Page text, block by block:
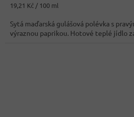
4,7
z
hvězdiček.
Měrná
19,21 Kč / 100 ml
Sytá maďarská gulášová polévka s
výraznou paprikou. Hotové teplé jídlo